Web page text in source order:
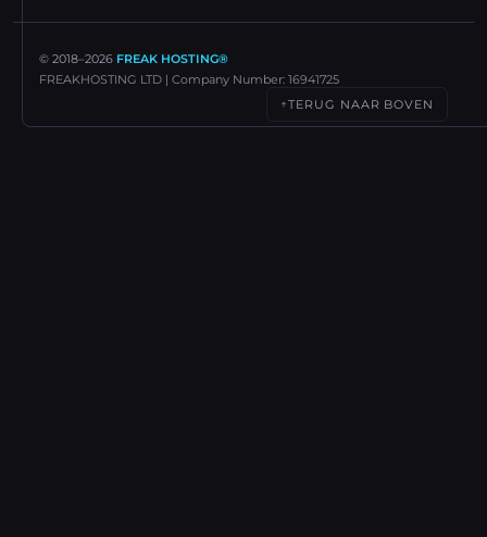
© 2018–2026 FREAK HOSTING®
FREAKHOSTING LTD | Company Number: 16941725
↑TERUG NAAR BOVEN